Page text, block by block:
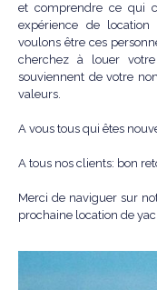
et comprendre ce qui
expérience de
voulons être ces
cherchez à louer
souviennent de votre
valeurs.
A vous tous qui êtes
A tous nos clients: bon
Merci de naviguer sur
prochaine location de